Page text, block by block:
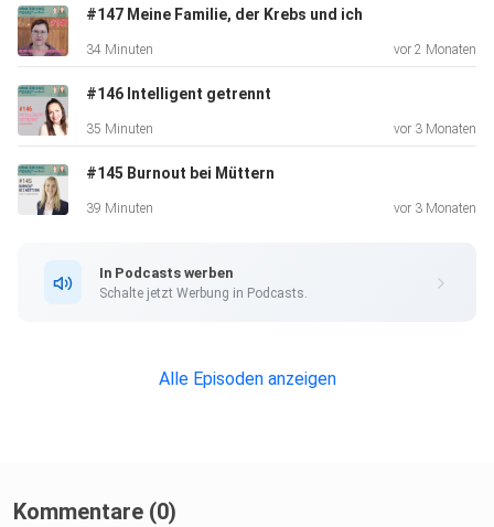
um Schuld
oder perfekte Elternschaft, sondern um Verständnis,
die Möglichkeit, neue Wege zu gehen. Besonders
spannend: die
nicht das
Ende einer guten Beziehung bedeuten, sondern oft ein
und die
davon an unsere Kinder weitergeben möchten. Wenn dich
#147 Meine Familie, der Krebs und ich
34 Minuten vor 2 Monaten
#146 Intelligent getrennt
35 Minuten vor 3 Monaten
#145 Burnout bei Müttern
39 Minuten vor 3 Monaten
In Podcasts werben
Schalte jetzt Werbung in Podcasts.
Alle Episoden anzeigen
Kommentare (0)